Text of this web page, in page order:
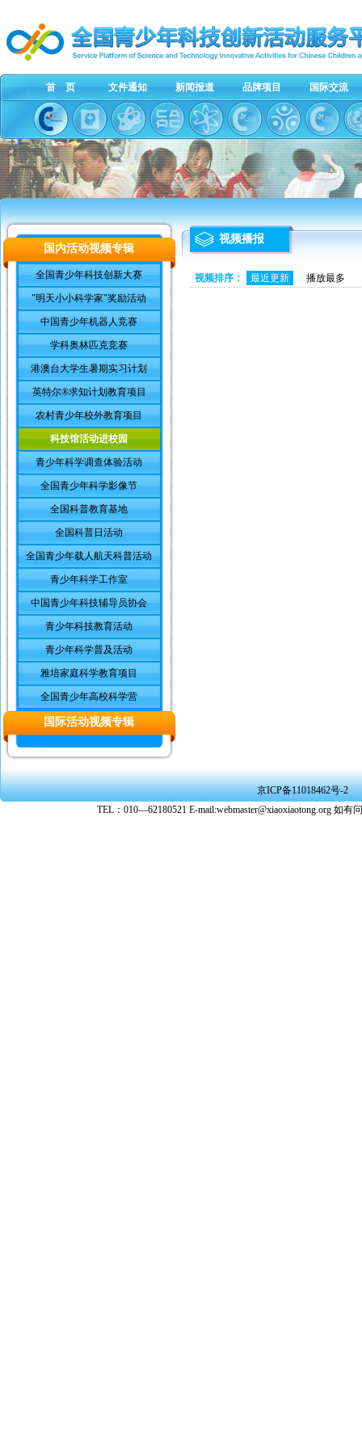
首 页 文件通知 新闻报道 品牌项目 国际交流
国内活动视频专辑
全国青少年科技创新大赛
"明天小小科学家"奖励活动
中国青少年机器人竞赛
学科奥林匹克竞赛
港澳台大学生暑期实习计划
英特尔®求知计划教育项目
农村青少年校外教育项目
科技馆活动进校园
青少年科学调查体验活动
全国青少年科学影像节
全国科普教育基地
全国科普日活动
全国青少年载人航天科普活动
青少年科学工作室
中国青少年科技辅导员协会
青少年科技教育活动
青少年科学普及活动
雅培家庭科学教育项目
全国青少年高校科学营
国际活动视频专辑
视频播报
视频排序： 最近更新 播放最多
京ICP备11018462号-2
TEL：010—62180521 E-mail:webmaster@xiaoxiaotong.org 如